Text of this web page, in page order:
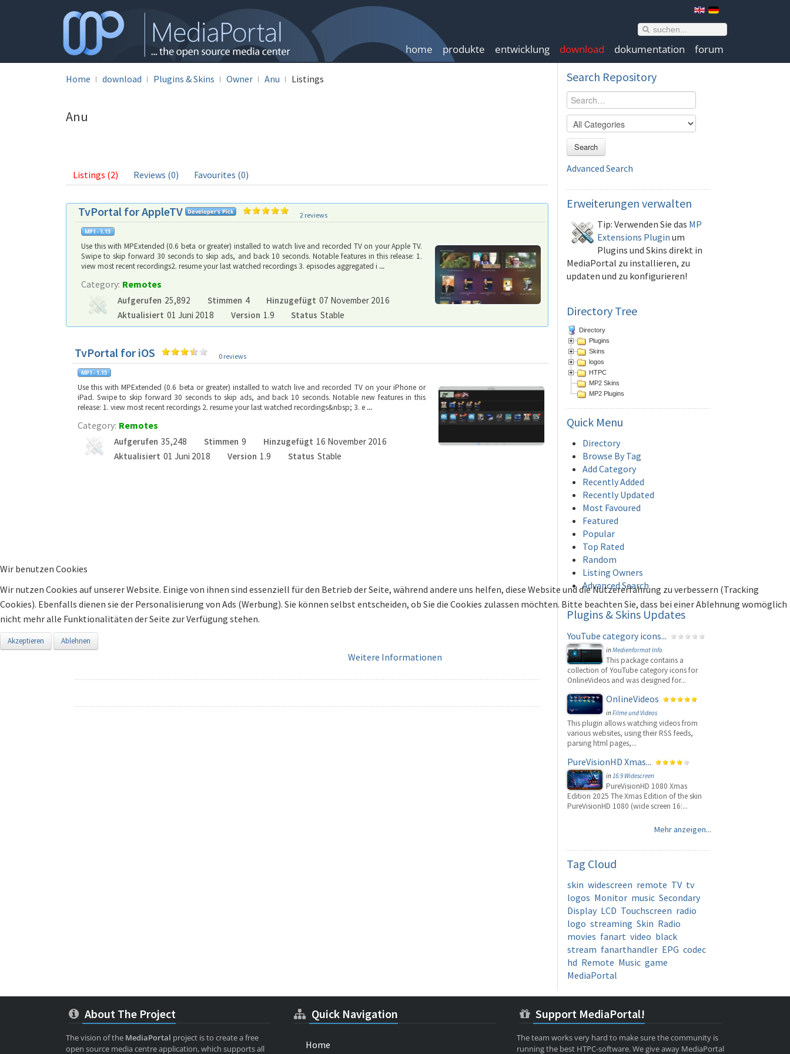
home produkte entwicklung download dokumentation forum
Home download Plugins & Skins Owner Anu Listings
Anu
Listings (2) Reviews (0) Favourites (0)
TvPortal for AppleTV 2 reviews
Use this with MPExtended (0.6 beta or greater) installed to watch live and recorded TV on your Apple TV.
Swipe to skip forward 30 seconds to skip ads, and back 10 seconds. Notable features in this release: 1.
view most recent recordings2. resume your last watched recordings 3. episodes aggregated i ...
Category: Remotes
Aufgerufen 25,892 Stimmen 4 Hinzugefügt 07 November 2016
Aktualisiert 01 Juni 2018 Version 1.9 Status Stable
TvPortal for iOS 0 reviews
Use this with MPExtended (0.6 beta or greater) installed to watch live and recorded TV on your iPhone or
iPad. Swipe to skip forward 30 seconds to skip ads, and back 10 seconds. Notable new features in this
release: 1. view most recent recordings 2. resume your last watched recordings&nbsp; 3. e ...
Category: Remotes
Aufgerufen 35,248 Stimmen 9 Hinzugefügt 16 November 2016
Aktualisiert 01 Juni 2018 Version 1.9 Status Stable
Search Repository
Search
Advanced Search
Erweiterungen verwalten
Tip: Verwenden Sie das MP
Extensions Plugin um
Plugins und Skins direkt in
MediaPortal zu installieren, zu
updaten und zu konfigurieren!
Directory Tree
Directory
Plugins
Skins
logos
HTPC
MP2 Skins
MP2 Plugins
Quick Menu
Directory
Browse By Tag
Add Category
Recently Added
Recently Updated
Most Favoured
Featured
Popular
Top Rated
Random
Listing Owners
Advanced Search
Plugins & Skins Updates
YouTube category icons...
inMedienformat Info
This package contains a
collection of YouTube category icons for
OnlineVideos and was designed for...
OnlineVideos
inFilme und Videos
This plugin allows watching videos from
various websites, using their RSS feeds,
parsing html pages,...
PureVisionHD Xmas...
in16:9 Widescreen
PureVisionHD 1080 Xmas
Edition 2025 The Xmas Edition of the skin
PureVisionHD 1080 (wide screen 16:...
Mehr anzeigen...
Tag Cloud
skin widescreen remote TV tv
logos Monitor music Secondary
Display LCD Touchscreen radio
logo streaming Skin Radio
movies fanart video black
stream fanarthandler EPG codec
hd Remote Music game
MediaPortal
About The Project
The vision of the MediaPortal project is to create a free
open source media centre application, which supports all
Quick Navigation
Home
Support MediaPortal!
The team works very hard to make sure the community is
running the best HTPC-software. We give away MediaPortal
Wir benutzen Cookies
Wir nutzen Cookies auf unserer Website. Einige von ihnen sind essenziell für den Betrieb der Seite, während andere uns helfen, diese Website und die Nutzererfahrung zu verbessern (Tracking
Cookies). Ebenfalls dienen sie der Personalisierung von Ads (Werbung). Sie können selbst entscheiden, ob Sie die Cookies zulassen möchten. Bitte beachten Sie, dass bei einer Ablehnung womöglich
nicht mehr alle Funktionalitäten der Seite zur Verfügung stehen.
Akzeptieren Ablehnen
Weitere Informationen